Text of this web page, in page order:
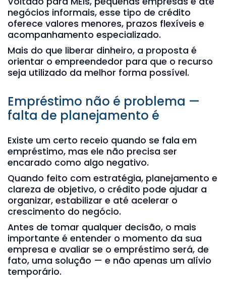
negócios informais, esse tipo de crédito
oferece valores menores, prazos flexíveis e
acompanhamento especializado.
Mais do que liberar dinheiro, a proposta é
orientar o empreendedor para que o recurso
seja utilizado da melhor forma possível.
Empréstimo não é problema —
falta de planejamento é
Existe um certo receio quando se fala em
empréstimo, mas ele não precisa ser
encarado como algo negativo.
Quando feito com estratégia, planejamento e
clareza de objetivo, o crédito pode ajudar a
organizar, estabilizar e até acelerar o
crescimento do negócio.
Antes de tomar qualquer decisão, o mais
importante é entender o momento da sua
empresa e avaliar se o empréstimo será, de
fato, uma solução — e não apenas um alívio
temporário.